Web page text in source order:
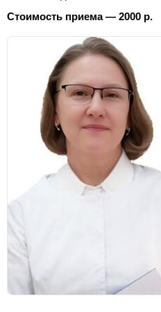
Стоимость приема — 2000 р.